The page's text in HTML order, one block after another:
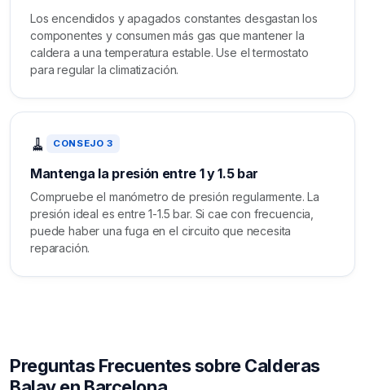
Los encendidos y apagados constantes desgastan los
componentes y consumen más gas que mantener la
caldera a una temperatura estable. Use el termostato
para regular la climatización.
🧹 CONSEJO 3
Mantenga la presión entre 1 y 1.5 bar
Compruebe el manómetro de presión regularmente. La
presión ideal es entre 1-1.5 bar. Si cae con frecuencia,
puede haber una fuga en el circuito que necesita
reparación.
Preguntas Frecuentes sobre Calderas